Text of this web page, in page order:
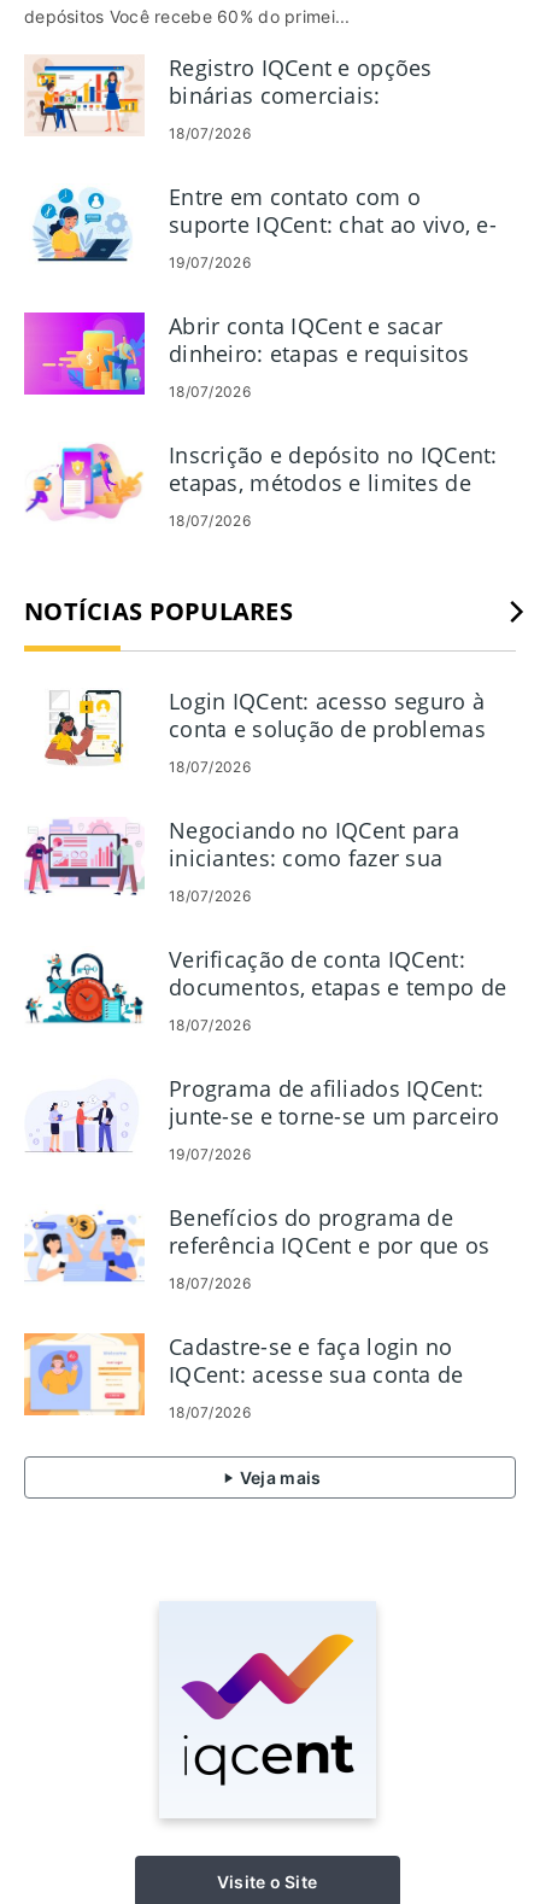
depósitos Você recebe 60% do primei...
Registro IQCent e opções
binárias comerciais:
configuração e negociação de
conta
18/07/2026
Entre em contato com o
suporte IQCent: chat ao vivo, e-
mail, telefone e opções de
ajuda
19/07/2026
Abrir conta IQCent e sacar
dinheiro: etapas e requisitos
18/07/2026
Inscrição e depósito no IQCent:
etapas, métodos e limites de
financiamento
18/07/2026
NOTÍCIAS POPULARES
Login IQCent: acesso seguro à
conta e solução de problemas
18/07/2026
Negociando no IQCent para
iniciantes: como fazer sua
primeira negociação
18/07/2026
Verificação de conta IQCent:
documentos, etapas e tempo de
processamento
18/07/2026
Programa de afiliados IQCent:
junte-se e torne-se um parceiro
19/07/2026
Benefícios do programa de
referência IQCent e por que os
traders escolhem o IQCent
18/07/2026
Cadastre-se e faça login no
IQCent: acesse sua conta de
negociação
18/07/2026
Veja mais
Visite o Site